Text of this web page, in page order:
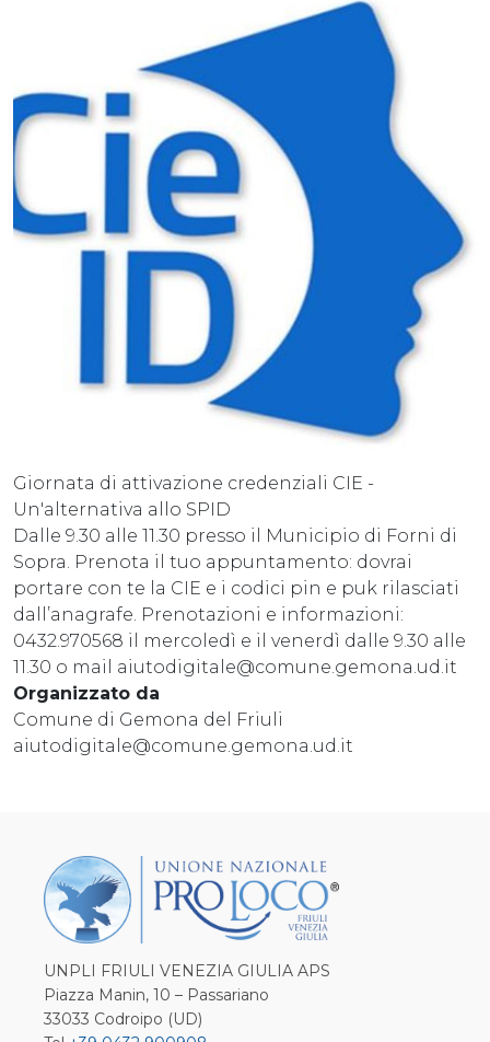
Giornata di attivazione credenziali CIE -
Un'alternativa allo SPID
Dalle 9.30 alle 11.30 presso il Municipio di Forni di
Sopra. Prenota il tuo appuntamento: dovrai
portare con te la CIE e i codici pin e puk rilasciati
dall’anagrafe. Prenotazioni e informazioni:
0432.970568 il mercoledì e il venerdì dalle 9.30 alle
11.30 o mail aiutodigitale@comune.gemona.ud.it
Organizzato da
Comune di Gemona del Friuli
aiutodigitale@comune.gemona.ud.it
UNPLI FRIULI VENEZIA GIULIA APS
Piazza Manin, 10 – Passariano
33033 Codroipo (UD)